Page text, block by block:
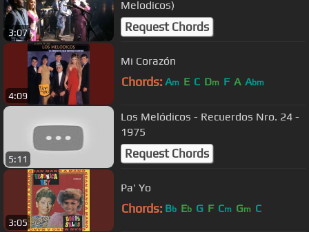
3:07
Melodicos)
Request Chords
4:09
Mi Corazón
Chords: Am E C Dm F A Abm
5:11
Los Melódicos - Recuerdos Nro. 24 -
1975
Request Chords
3:05
Pa' Yo
Chords: Bb Eb G F Cm Gm C